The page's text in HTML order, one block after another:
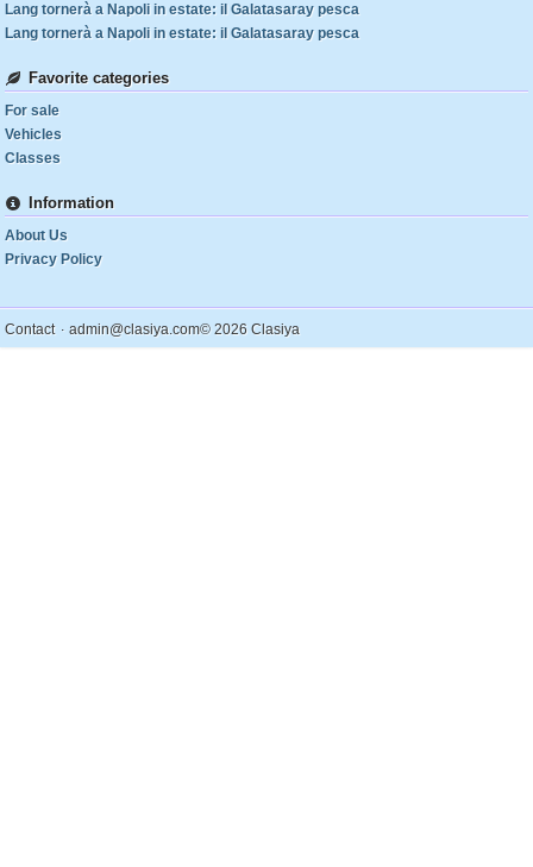
Lang tornerà a Napoli in estate: il Galatasaray pesca
Lang tornerà a Napoli in estate: il Galatasaray pesca
Favorite categories
For sale
Vehicles
Classes
Information
About Us
Privacy Policy
Contact . admin@clasiya.com© 2026 Clasiya